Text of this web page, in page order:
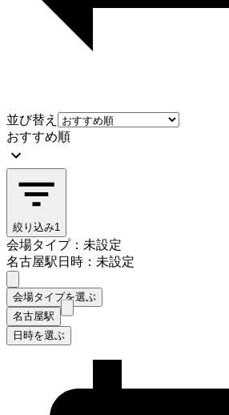
並び替え
おすすめ順
絞り込み1
会場タイプ：未設定
名古屋駅日時：未設定
会場タイプを選ぶ
名古屋駅
日時を選ぶ